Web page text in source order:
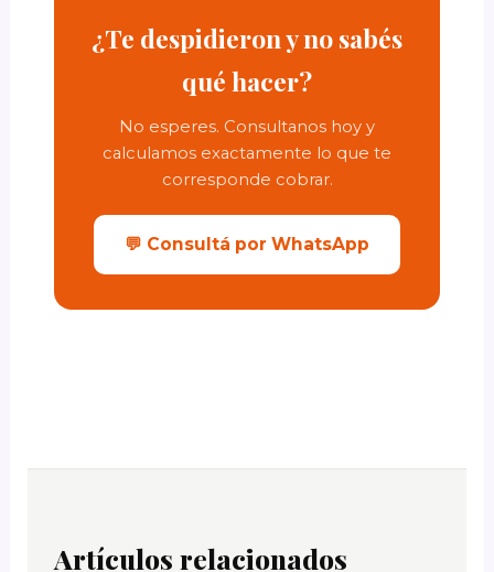
¿Te despidieron y no sabés
qué hacer?
No esperes. Consultanos hoy y
calculamos exactamente lo que te
corresponde cobrar.
💬 Consultá por WhatsApp
Artículos relacionados